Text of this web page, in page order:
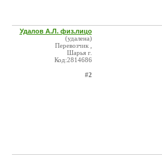
Удалов А.Л. физ.лицо
(удалена)
Перевозчик ,
Шарья г.
Код:2814686
#2